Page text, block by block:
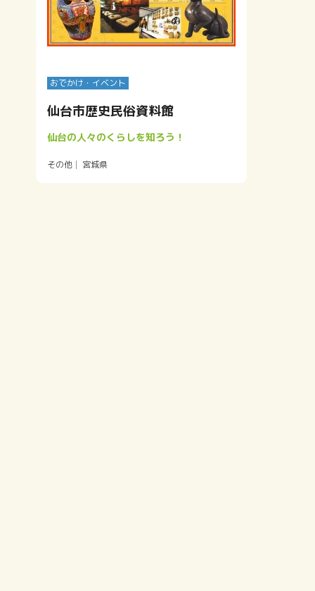
おでかけ・イベント
仙台市歴史民俗資料館
仙台の人々のくらしを知ろう！
その他 宮城県